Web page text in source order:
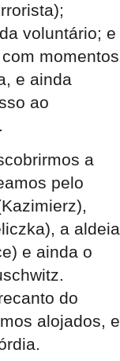
voluntário; e
momentos
e ainda
ao
a
pelo
a aldeia
e ainda o
do
alojados, e